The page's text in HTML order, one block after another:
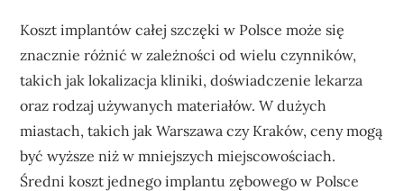
Koszt implantów całej szczęki w Polsce może się
znacznie różnić w zależności od wielu czynników,
takich jak lokalizacja kliniki, doświadczenie lekarza
oraz rodzaj używanych materiałów. W dużych
miastach, takich jak Warszawa czy Kraków, ceny mogą
być wyższe niż w mniejszych miejscowościach.
Średni koszt jednego implantu zębowego w Polsce